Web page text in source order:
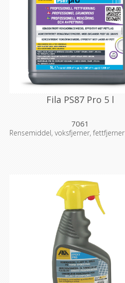
Fila PS87 Pro 5 l
7061
Rensemiddel, voksfjerner, fettfjerner